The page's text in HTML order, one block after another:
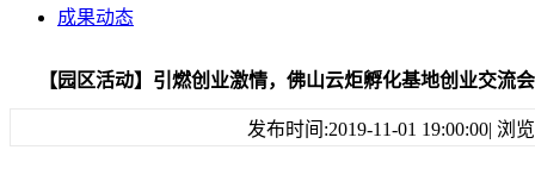
成果动态
【园区活动】引燃创业激情，佛山云炬孵化基地创业交流
发布时间:2019-11-01 19:00:00| 浏